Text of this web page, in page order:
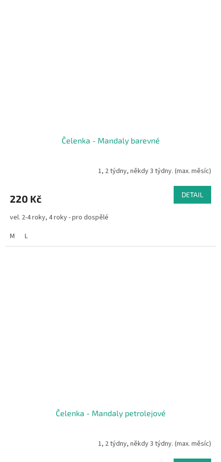
Čelenka - Mandaly barevné
1, 2 týdny, někdy 3 týdny. (max. měsíc)
220 Kč DETAIL
vel. 2-4 roky, 4 roky - pro dospělé
M
L
Čelenka - Mandaly petrolejové
1, 2 týdny, někdy 3 týdny. (max. měsíc)